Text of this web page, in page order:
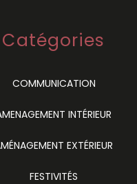
Catégories
COMMUNICATION
INTÉRIEUR
EXTÉRIEUR
FESTIVITÉS